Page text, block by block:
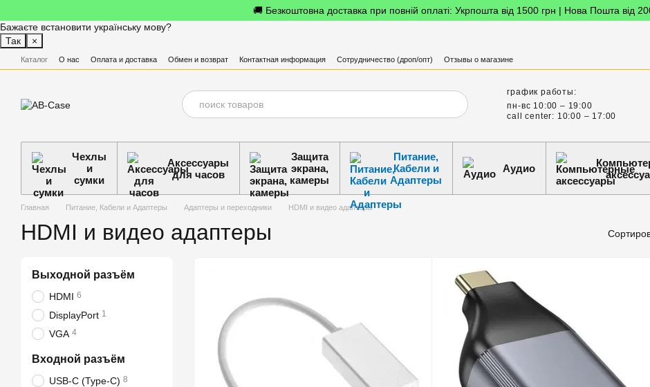
🚚 Безкоштовна доставка при повній оплаті: Укрпошта від 1500 грн | Нова Пошта від
Бажаєте встановити українську мову?
Так
×
Каталог О нас Оплата и доставка Обмен и возврат Контактная информация Сотрудничество (дроп/опт) Отзывы о магазине
график работы:
пн-вс 10:00 – 19:00
call center: 10:00 – 17:00
Чехлы
и
сумки
Аксессуары
для часов
Защита
экрана,
камеры
Питание,
Кабели и
Адаптеры
Аудио
Главная Питание, Кабели и Адаптеры Адаптеры и переходники HDMI и видео адаптеры
HDMI и видео адаптеры
Выходной разъём
HDMI 6
DisplayPort 1
VGA 4
Входной разъём
USB-C (Type-C) 8